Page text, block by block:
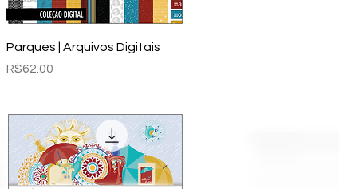
Quick View
Parques | Arquivos Digitais
Price
R$62.00